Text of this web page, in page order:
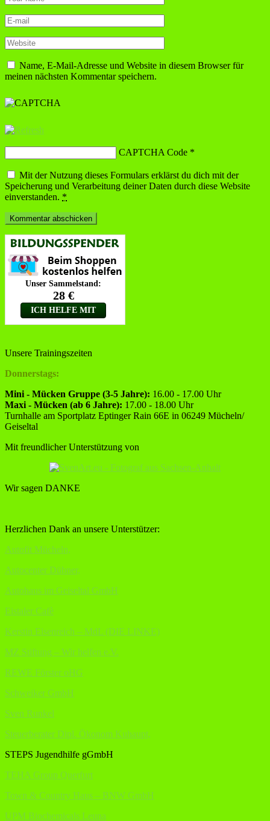
Name, E-Mail-Adresse und Website in diesem Browser für
meinen nächsten Kommentar speichern.
CAPTCHA Code *
Mit der Nutzung dieses Formulars erklärst du dich mit der
Speicherung und Verarbeitung deiner Daten durch diese Website
einverstanden. *
Unsere Trainingszeiten
Donnerstags:
Mini - Mücken Gruppe (3-5 Jahre): 16.00 - 17.00 Uhr
Maxi - Mücken (ab 6 Jahre): 17.00 - 18.00 Uhr
Turnhalle am Sportplatz Eptinger Rain 66E in 06249 Mücheln/
Geiseltal
Mit freundlicher Unterstützung von
Wir sagen DANKE
Herzlichen Dank an unsere Unterstützer:
Autofit Mücheln,
Autocenter Dübner,
Autohaus im Geiseltal GmbH
Eistaler Cafè
Kerstin Eisenreich – MdL (DIE LINKE)
MZ Stiftung – Wir helfen e.V.
REWE Förster oHG
Schweiker GmbH
Sven Runkel
Steuerberater Dipl. Ökonom Kuhaupt,
STEPS Jugendhilfe gGmbH
TEHA Group Querfurt
Town & Country Haus – BNW GmbH
UPM Biochemicals Leuna